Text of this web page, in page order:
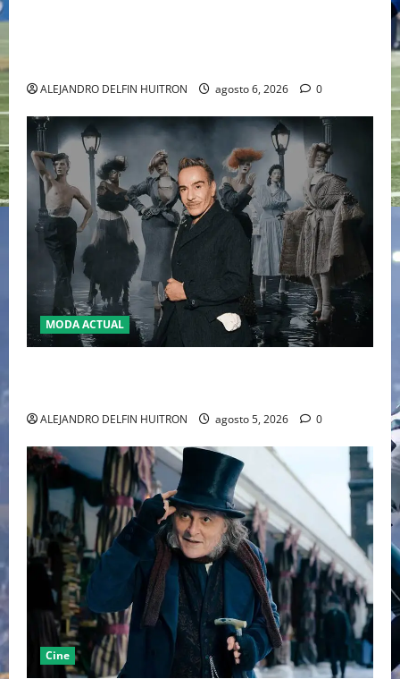
ALEJANDRO DELFIN HUITRON agosto 6, 2026 0
MODA ACTUAL
ALEJANDRO DELFIN HUITRON agosto 5, 2026 0
Cine